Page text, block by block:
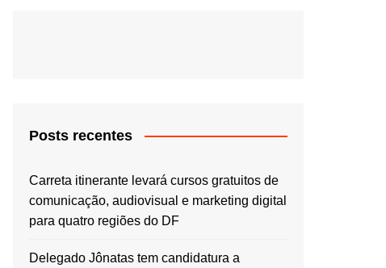
Posts recentes
Carreta itinerante levará cursos gratuitos de
comunicação, audiovisual e marketing digital
para quatro regiões do DF
Delegado Jônatas tem candidatura a